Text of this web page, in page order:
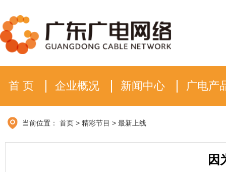
首 页 企业概况 新闻中心 广电产
当前位置： 首页 > 精彩节目 > 最新上线
因